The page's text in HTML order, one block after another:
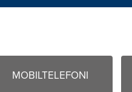
MOBILTELEFONI